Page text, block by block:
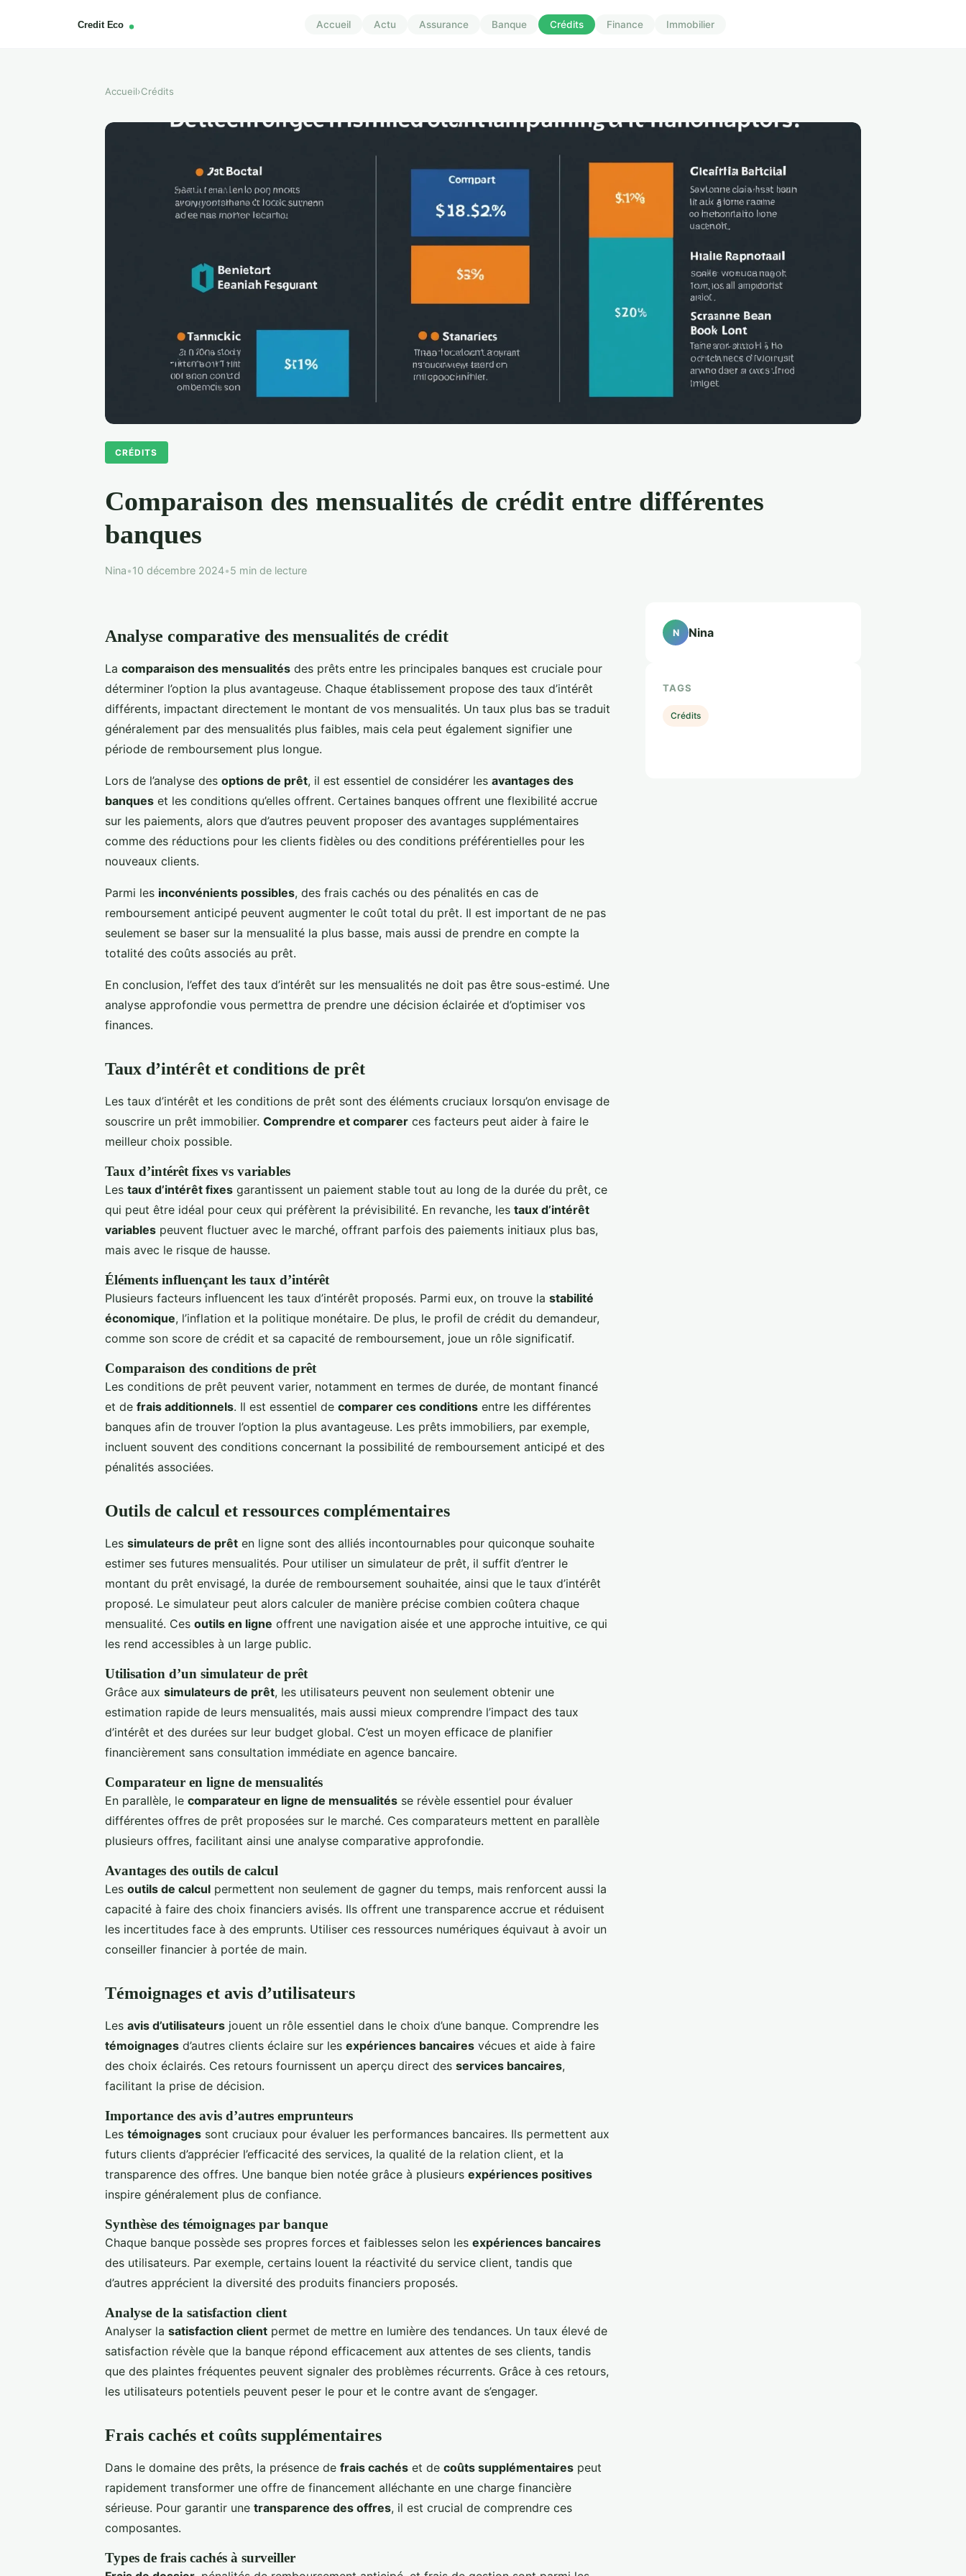
Accueil Actu Assurance Banque Crédits Finance Immobilier
Accueil›Crédits
CRÉDITS
Comparaison des mensualités de crédit entre différentes
banques
Nina•10 décembre 2024•5 min de lecture
Analyse comparative des mensualités de crédit
La comparaison des mensualités des prêts entre les principales banques est cruciale pour
déterminer l’option la plus avantageuse. Chaque établissement propose des taux d’intérêt
différents, impactant directement le montant de vos mensualités. Un taux plus bas se traduit
généralement par des mensualités plus faibles, mais cela peut également signifier une
période de remboursement plus longue.
Lors de l’analyse des options de prêt, il est essentiel de considérer les avantages des
banques et les conditions qu’elles offrent. Certaines banques offrent une flexibilité accrue
sur les paiements, alors que d’autres peuvent proposer des avantages supplémentaires
comme des réductions pour les clients fidèles ou des conditions préférentielles pour les
nouveaux clients.
Parmi les inconvénients possibles, des frais cachés ou des pénalités en cas de
remboursement anticipé peuvent augmenter le coût total du prêt. Il est important de ne pas
seulement se baser sur la mensualité la plus basse, mais aussi de prendre en compte la
totalité des coûts associés au prêt.
En conclusion, l’effet des taux d’intérêt sur les mensualités ne doit pas être sous-estimé. Une
analyse approfondie vous permettra de prendre une décision éclairée et d’optimiser vos
finances.
Taux d’intérêt et conditions de prêt
Les taux d’intérêt et les conditions de prêt sont des éléments cruciaux lorsqu’on envisage de
souscrire un prêt immobilier. Comprendre et comparer ces facteurs peut aider à faire le
meilleur choix possible.
Taux d’intérêt fixes vs variables
Les taux d’intérêt fixes garantissent un paiement stable tout au long de la durée du prêt, ce
qui peut être idéal pour ceux qui préfèrent la prévisibilité. En revanche, les taux d’intérêt
variables peuvent fluctuer avec le marché, offrant parfois des paiements initiaux plus bas,
mais avec le risque de hausse.
Éléments influençant les taux d’intérêt
Plusieurs facteurs influencent les taux d’intérêt proposés. Parmi eux, on trouve la stabilité
économique, l’inflation et la politique monétaire. De plus, le profil de crédit du demandeur,
comme son score de crédit et sa capacité de remboursement, joue un rôle significatif.
Comparaison des conditions de prêt
Les conditions de prêt peuvent varier, notamment en termes de durée, de montant financé
et de frais additionnels. Il est essentiel de comparer ces conditions entre les différentes
banques afin de trouver l’option la plus avantageuse. Les prêts immobiliers, par exemple,
incluent souvent des conditions concernant la possibilité de remboursement anticipé et des
pénalités associées.
Outils de calcul et ressources complémentaires
Les simulateurs de prêt en ligne sont des alliés incontournables pour quiconque souhaite
estimer ses futures mensualités. Pour utiliser un simulateur de prêt, il suffit d’entrer le
montant du prêt envisagé, la durée de remboursement souhaitée, ainsi que le taux d’intérêt
proposé. Le simulateur peut alors calculer de manière précise combien coûtera chaque
mensualité. Ces outils en ligne offrent une navigation aisée et une approche intuitive, ce qui
les rend accessibles à un large public.
Utilisation d’un simulateur de prêt
Grâce aux simulateurs de prêt, les utilisateurs peuvent non seulement obtenir une
estimation rapide de leurs mensualités, mais aussi mieux comprendre l’impact des taux
d’intérêt et des durées sur leur budget global. C’est un moyen efficace de planifier
financièrement sans consultation immédiate en agence bancaire.
Comparateur en ligne de mensualités
En parallèle, le comparateur en ligne de mensualités se révèle essentiel pour évaluer
différentes offres de prêt proposées sur le marché. Ces comparateurs mettent en parallèle
plusieurs offres, facilitant ainsi une analyse comparative approfondie.
Avantages des outils de calcul
Les outils de calcul permettent non seulement de gagner du temps, mais renforcent aussi la
capacité à faire des choix financiers avisés. Ils offrent une transparence accrue et réduisent
les incertitudes face à des emprunts. Utiliser ces ressources numériques équivaut à avoir un
conseiller financier à portée de main.
Témoignages et avis d’utilisateurs
Les avis d’utilisateurs jouent un rôle essentiel dans le choix d’une banque. Comprendre les
témoignages d’autres clients éclaire sur les expériences bancaires vécues et aide à faire
des choix éclairés. Ces retours fournissent un aperçu direct des services bancaires,
facilitant la prise de décision.
Importance des avis d’autres emprunteurs
Les témoignages sont cruciaux pour évaluer les performances bancaires. Ils permettent aux
futurs clients d’apprécier l’efficacité des services, la qualité de la relation client, et la
transparence des offres. Une banque bien notée grâce à plusieurs expériences positives
inspire généralement plus de confiance.
Synthèse des témoignages par banque
Chaque banque possède ses propres forces et faiblesses selon les expériences bancaires
des utilisateurs. Par exemple, certains louent la réactivité du service client, tandis que
d’autres apprécient la diversité des produits financiers proposés.
Analyse de la satisfaction client
Analyser la satisfaction client permet de mettre en lumière des tendances. Un taux élevé de
satisfaction révèle que la banque répond efficacement aux attentes de ses clients, tandis
que des plaintes fréquentes peuvent signaler des problèmes récurrents. Grâce à ces retours,
les utilisateurs potentiels peuvent peser le pour et le contre avant de s’engager.
Frais cachés et coûts supplémentaires
Dans le domaine des prêts, la présence de frais cachés et de coûts supplémentaires peut
rapidement transformer une offre de financement alléchante en une charge financière
sérieuse. Pour garantir une transparence des offres, il est crucial de comprendre ces
composantes.
Types de frais cachés à surveiller
N Nina
TAGS
Crédits